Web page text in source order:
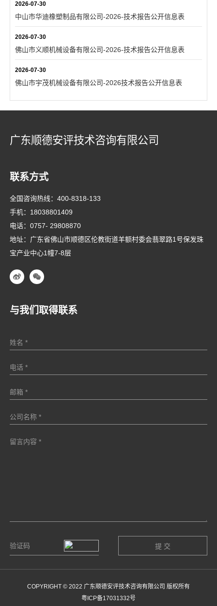
2026-07-30
中山市华迪橡塑制品有限公司-2026-技术报告公开信息表
2026-07-30
佛山市义顺机械设备有限公司-2026-技术报告公开信息表
2026-07-30
佛山市宇茂机械设备有限公司-2026技术报告公开信息表
广东顺德安评技术咨询有限公司
联系方式
全国咨询热线： 400-8318-133
手机： 18038801409
电话： 0757- 29808870
地址：广东省佛山市顺德区伦教街道羊额村委会翡翠路1号保发珠
宝产业中心1幢7-8层
与我们取得联系
COPYRIGHT © 2022 广东顺德安评技术咨询有限公司 版权所有
粤ICP备17031332号